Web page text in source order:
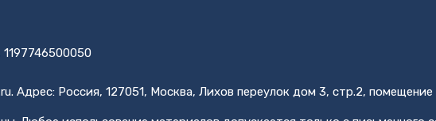
Адрес: Россия, 127051, Москва, Лихов переулок дом 3, стр.2, помещение